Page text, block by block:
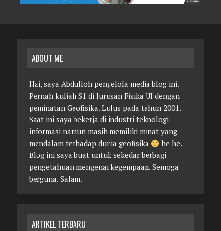
ABOUT ME
Hai, saya Abdulloh pengelola media blog ini.
Pernah kuliah S1 di Jurusan Fisika UI dengan
peminatan Geofisika. Lulus pada tahun 2001.
Saat ini saya bekerja di industri teknologi
informasi namun masih memiliki minat yang
mendalam terhadap dunia geofisika
he he.
Blog ini saya buat untuk sekedar berbagi
pengetahuan mengenai kegempaan. Semoga
berguna. Salam.
ARTIKEL TERBARU